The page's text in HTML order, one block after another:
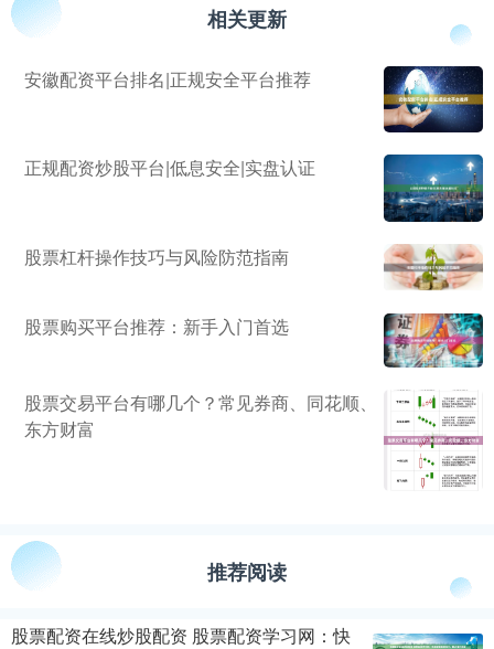
相关更新
安徽配资平台排名|正规安全平台推荐
正规配资炒股平台|低息安全|实盘认证
股票杠杆操作技巧与风险防范指南
股票购买平台推荐：新手入门首选
股票交易平台有哪几个？常见券商、同花顺、
东方财富
推荐阅读
股票配资在线炒股配资 股票配资学习网：快